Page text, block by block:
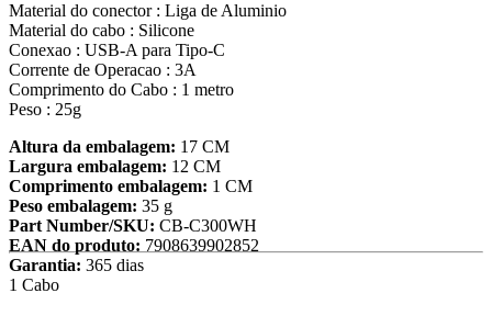
Material do conector : Liga de Aluminio
Material do cabo : Silicone
Conexao : USB-A para Tipo-C
Corrente de Operacao : 3A
Comprimento do Cabo : 1 metro
Peso : 25g
Altura da embalagem: 17 CM
Largura embalagem: 12 CM
Comprimento embalagem: 1 CM
Peso embalagem: 35 g
Part Number/SKU: CB-C300WH
EAN do produto: 7908639902852
Garantia: 365 dias
1 Cabo